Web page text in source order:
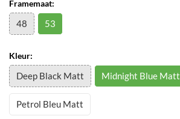
Framemaat:
48 53
Kleur:
Deep Black Matt Midnight Blue Matt
Petrol Bleu Matt